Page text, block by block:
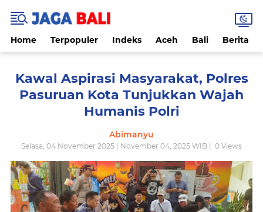
Home Terpopuler Indeks Aceh Bali Berita
Kawal Aspirasi Masyarakat, Polres
Pasuruan Kota Tunjukkan Wajah
Humanis Polri
Abimanyu
Selasa, 04 November 2025 | November 04, 2025 WIB | 0 Views